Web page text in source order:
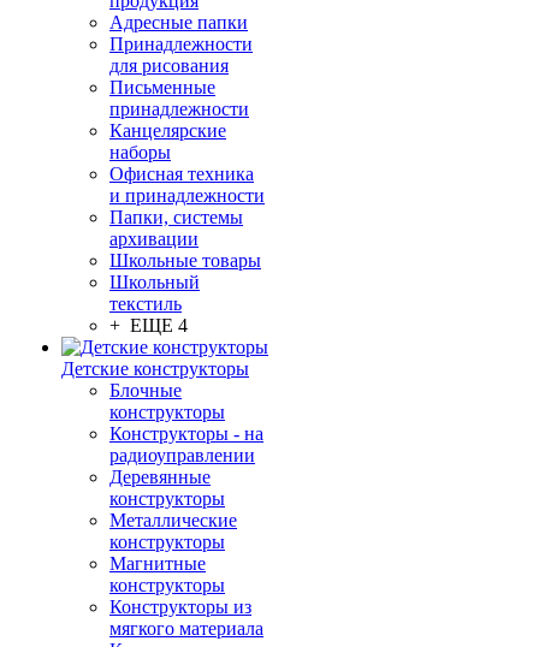
Адресные папки
Принадлежности
для рисования
Письменные
принадлежности
Канцелярские
наборы
Офисная техника
и принадлежности
Папки, системы
архивации
Школьные товары
Школьный
текстиль
+ ЕЩЕ 4
Детские конструкторы
Блочные
конструкторы
Конструкторы - на
радиоуправлении
Деревянные
конструкторы
Металлические
конструкторы
Магнитные
конструкторы
Конструкторы из
мягкого материала